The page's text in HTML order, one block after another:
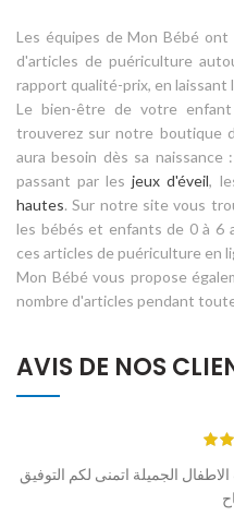
Les équipes de Mon Bébé
d'articles de puériculture
rapport qualité-prix, en laissant
Le bien-être de votre
trouverez sur notre boutique
aura besoin dès sa naissance
passant par lesjeux d'éveil,
hautes. Sur notre site vous
les bébés et enfants de 0 à 6
ces articles de puériculture en
Mon Bébé vous propose
nombre d'articles pendant
AVIS DE NOS
الجميلة اتمنى لكم التوفيق